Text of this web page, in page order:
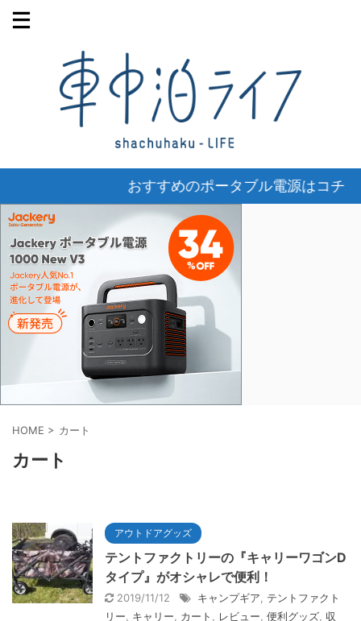
おすすめのポータブル電源はコチラ
HOME > カート
カート
アウトドアグッズ
テントファクトリーの『キャリーワゴンD
タイプ』がオシャレで便利！
2019/11/12 キャンプギア
テントファクト
リー
キャリー カート レビュー 便利グッズ 収